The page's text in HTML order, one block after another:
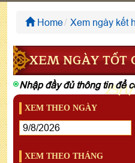
Home Xem ngày kết
XEM NGÀY TỐT
25/
Nhập đầy đủ thông tin để
XEM THEO NGÀY
XEM THEO THÁNG